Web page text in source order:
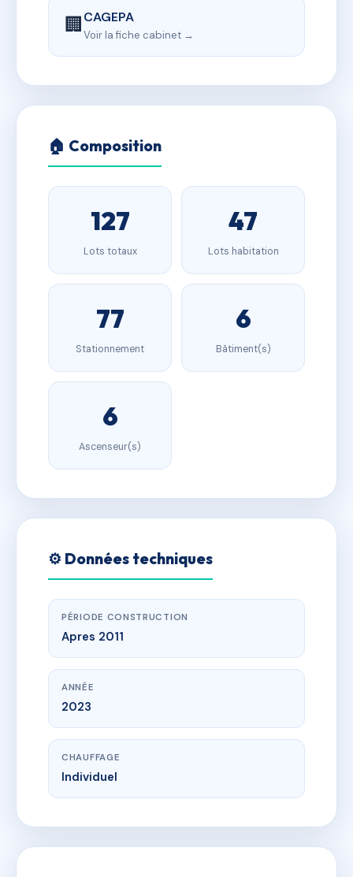
🏢CAGEPA
Voir la fiche cabinet →
🏠 Composition
127
Lots totaux
47
Lots habitation
77
Stationnement
6
Bâtiment(s)
6
Ascenseur(s)
⚙️ Données techniques
PÉRIODE CONSTRUCTION
Apres 2011
ANNÉE
2023
CHAUFFAGE
Individuel